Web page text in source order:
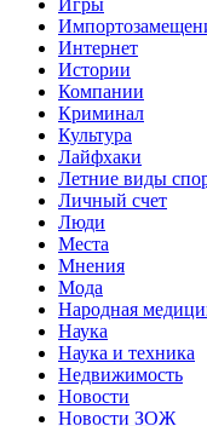
Интернет
Истории
Компании
Криминал
Культура
Лайфхаки
Летние виды
Личный счет
Люди
Места
Мнения
Мода
Народная
Наука
Наука и техника
Недвижимость
Новости
Новости ЗОЖ